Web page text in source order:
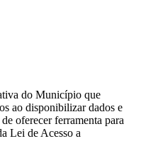
do Município que
ao disponibilizar dados e
oferecer ferramenta para
Lei de Acesso a